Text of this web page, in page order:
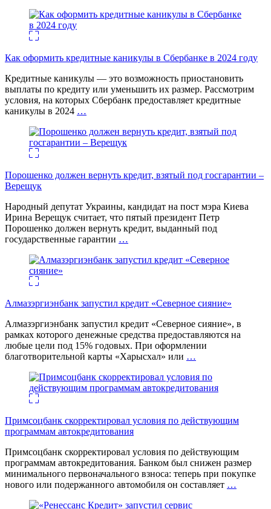
Как оформить кредитные каникулы в Сбербанке в 2024 году
Кредитные каникулы — это возможность приостановить
выплаты по кредиту или уменьшить их размер. Рассмотрим
условия, на которых Сбербанк предоставляет кредитные
каникулы в 2024 …
Порошенко должен вернуть кредит, взятый под госгарантии –
Верещук
Народный депутат Украины, кандидат на пост мэра Киева
Ирина Верещук считает, что пятый президент Петр
Порошенко должен вернуть кредит, выданный под
государственные гарантии …
Алмазэргиэнбанк запустил кредит «Северное сияние»
Алмазэргиэнбанк запустил кредит «Северное сияние», в
рамках которого денежные средства предоставляются на
любые цели под 15% годовых. При оформлении
благотворительной карты «Харысхал» или …
Примсоцбанк скорректировал условия по действующим
программам автокредитования
Примсоцбанк скорректировал условия по действующим
программам автокредитования. Банком был снижен размер
минимального первоначального взноса: теперь при покупке
нового или подержанного автомобиля он составляет …